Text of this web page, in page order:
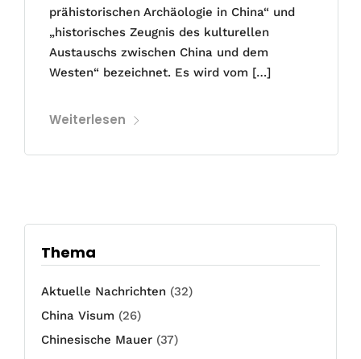
prähistorischen Archäologie in China“ und
„historisches Zeugnis des kulturellen
Austauschs zwischen China und dem
Westen“ bezeichnet. Es wird vom […]
Weiterlesen
Thema
Aktuelle Nachrichten (32)
China Visum (26)
Chinesische Mauer (37)